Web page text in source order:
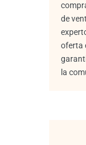
de
oferta
la